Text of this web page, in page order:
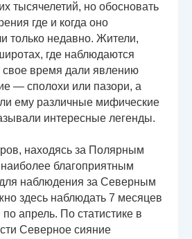
тысячелетий, но обосновать
где и когда оно
только недавно. Жители,
где наблюдаются
время дали явлению
— сполохи или пазори, а
ему различные мифические
интересные легенды.
находясь за Полярным
благоприятным
наблюдения за Северным
здесь наблюдать 7 месяцев
по апрель. По статистике в
Северное сияние